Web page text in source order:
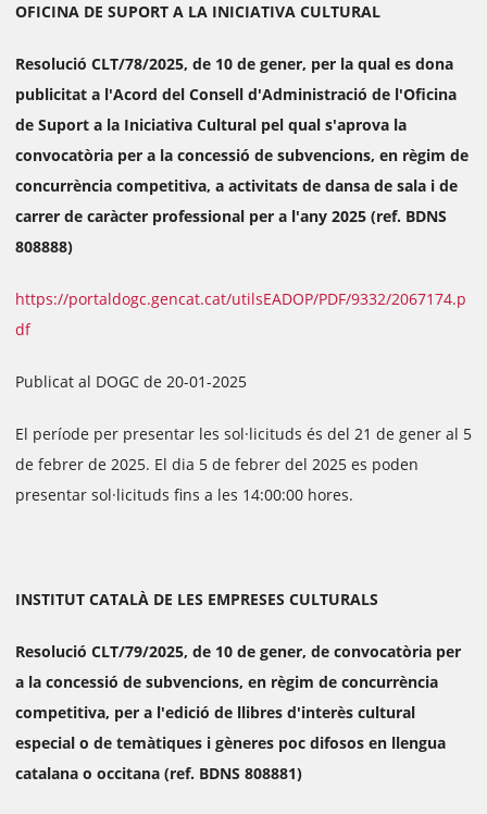
OFICINA DE SUPORT A LA INICIATIVA CULTURAL
Resolució CLT/78/2025, de 10 de gener, per la qual es dona
publicitat a l'Acord del Consell d'Administració de l'Oficina
de Suport a la Iniciativa Cultural pel qual s'aprova la
convocatòria per a la concessió de subvencions, en règim de
concurrència competitiva, a activitats de dansa de sala i de
carrer de caràcter professional per a l'any 2025 (ref. BDNS
808888)
https://portaldogc.gencat.cat/utilsEADOP/PDF/9332/2067174.p
df
Publicat al DOGC de 20-01-2025
El període per presentar les sol·licituds és del 21 de gener al 5
de febrer de 2025. El dia 5 de febrer del 2025 es poden
presentar sol·licituds fins a les 14:00:00 hores.
INSTITUT CATALÀ DE LES EMPRESES CULTURALS
Resolució CLT/79/2025, de 10 de gener, de convocatòria per
a la concessió de subvencions, en règim de concurrència
competitiva, per a l'edició de llibres d'interès cultural
especial o de temàtiques i gèneres poc difosos en llengua
catalana o occitana (ref. BDNS 808881)